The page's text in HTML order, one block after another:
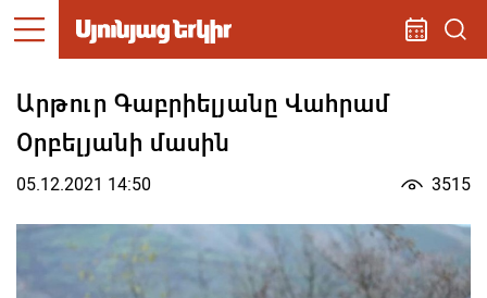
Արթուր Գաբրիելյանը Վահրամ
Օրբելյանի մասին
05.12.2021 14:50 3515